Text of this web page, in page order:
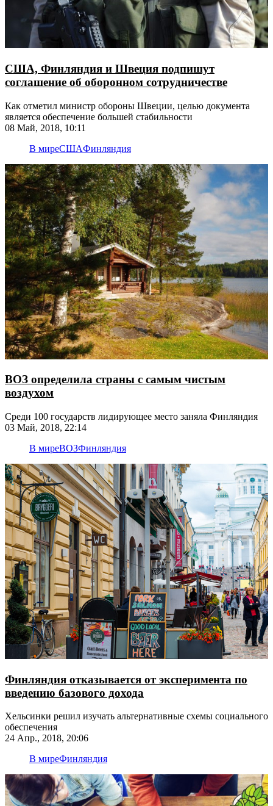
США, Финляндия и Швеция подпишут
соглашение об оборонном сотрудничестве
Как отметил министр обороны Швеции, целью документа
является обеспечение большей стабильности
08 Май, 2018, 10:11
В миреСШАФинляндия
ВОЗ определила страны с самым чистым
воздухом
Среди 100 государств лидирующее место заняла Финляндия
03 Май, 2018, 22:14
В миреВОЗФинляндия
Финляндия отказывается от эксперимента по
введению базового дохода
Хельсинки решил изучать альтернативные схемы социального
обеспечения
24 Апр., 2018, 20:06
В миреФинляндия